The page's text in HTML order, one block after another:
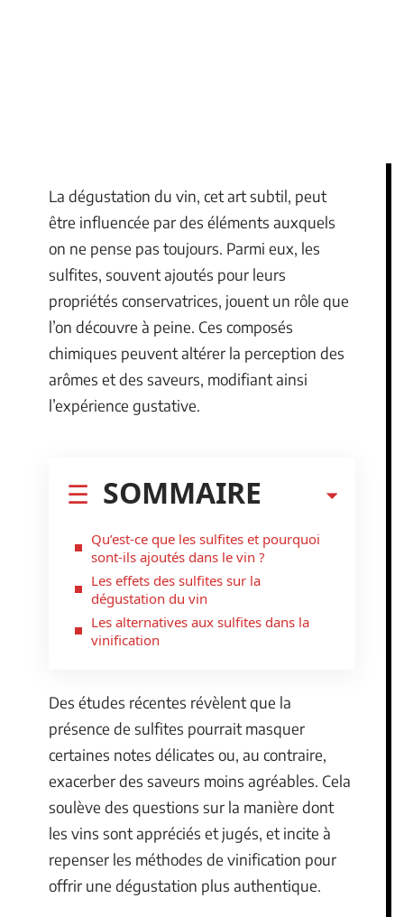
La dégustation du vin, cet art subtil, peut
être influencée par des éléments auxquels
on ne pense pas toujours. Parmi eux, les
sulfites, souvent ajoutés pour leurs
propriétés conservatrices, jouent un rôle que
l’on découvre à peine. Ces composés
chimiques peuvent altérer la perception des
arômes et des saveurs, modifiant ainsi
l’expérience gustative.
SOMMAIRE
Qu’est-ce que les sulfites et pourquoi
sont-ils ajoutés dans le vin ?
Les effets des sulfites sur la
dégustation du vin
Les alternatives aux sulfites dans la
vinification
Des études récentes révèlent que la
présence de sulfites pourrait masquer
certaines notes délicates ou, au contraire,
exacerber des saveurs moins agréables. Cela
soulève des questions sur la manière dont
les vins sont appréciés et jugés, et incite à
repenser les méthodes de vinification pour
offrir une dégustation plus authentique.